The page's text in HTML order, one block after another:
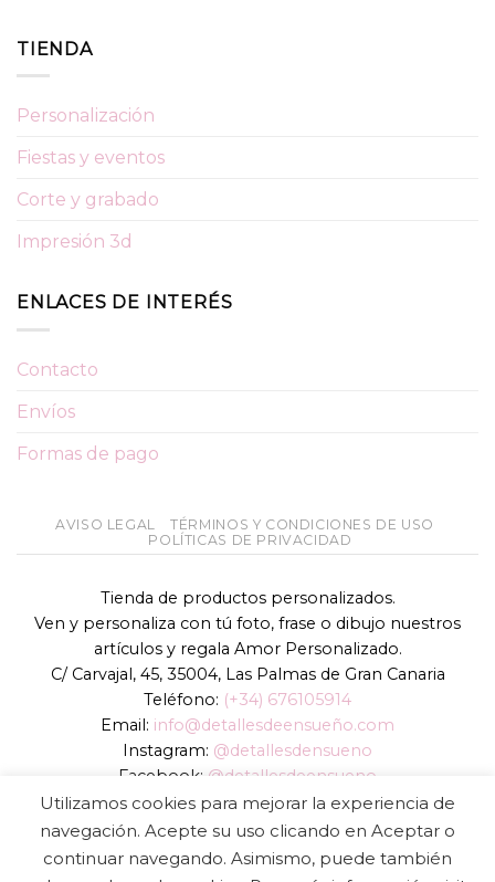
TIENDA
Personalización
Fiestas y eventos
Corte y grabado
Impresión 3d
ENLACES DE INTERÉS
Contacto
Envíos
Formas de pago
AVISO LEGAL
TÉRMINOS Y CONDICIONES DE USO
POLÍTICAS DE PRIVACIDAD
Tienda de productos personalizados.
Ven y personaliza con tú foto, frase o dibujo nuestros
artículos y regala Amor Personalizado.
C/ Carvajal, 45, 35004, Las Palmas de Gran Canaria
Teléfono: (+34) 676105914
Email: info@detallesdeensueño.com
Instagram: @detallesdensueno
Facebook: @detallesdeensueno
TikTok: @detallesdensueno
Página web:www.detallesdeensueño.com
Copyright 2026 © DIGALOWEB.COM
Utilizamos cookies para mejorar la experiencia de
navegación. Acepte su uso clicando en Aceptar o
continuar navegando. Asimismo, puede también